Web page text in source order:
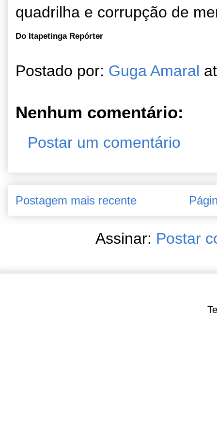
quadrilha e corrupção de
Do Itapetinga Repórter
Postado por: Guga Amaral
Nenhum comentário:
Postar um comentário
Postagem mais recente
Assinar: Postar